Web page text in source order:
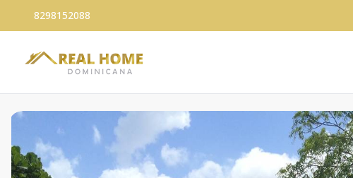
8298152088